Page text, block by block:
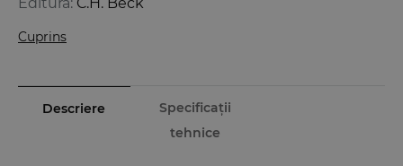
Editura: C.H. Beck
Cuprins
Descriere
Specificații
tehnice